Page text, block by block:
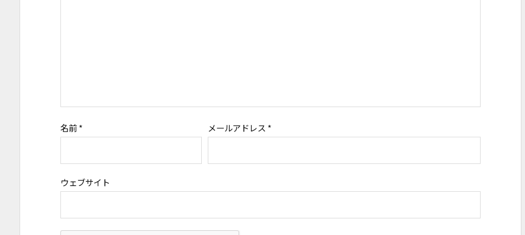
名前* メールアドレス *
ウェブサイト